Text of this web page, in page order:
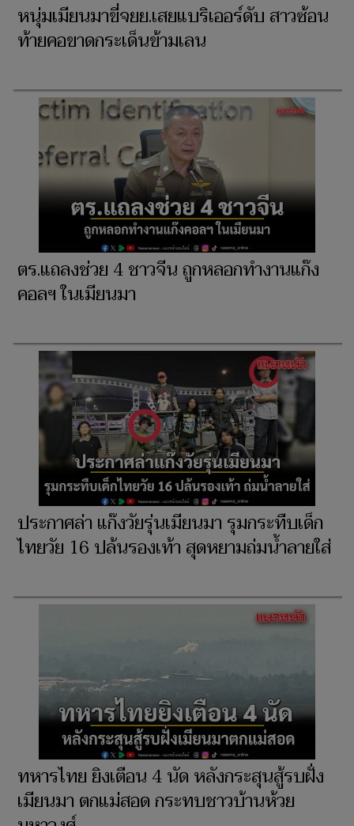
หนุ่มเมียนมาขี่จยย.เสยแบริเออร์ดับ สาวซ้อน
ท้ายคอขาดกระเด็นข้ามเลน
ตร.แถลงช่วย 4 ชาวจีน ถูกหลอกทำงานแก๊ง
คอลฯ ในเมียนมา
ประกาศล่า แก๊งวัยรุ่นเมียนมา รุมกระทืบเด็ก
ไทยวัย 16 ปล้นรองเท้า สุดหยามถ่มน้ำลายใส่
ทหารไทย ยิงเตือน 4 นัด หลังกระสุนสู้รบฝั่ง
เมียนมา ตกแม่สอด กระทบชาวบ้านห้วย